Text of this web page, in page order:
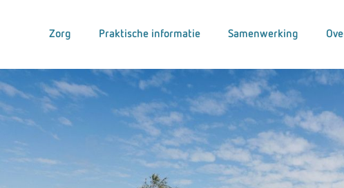
Zorg Praktische informatie Samenwerking